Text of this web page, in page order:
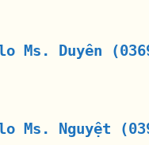
Ms. Duyên
Ms. Nguyệt